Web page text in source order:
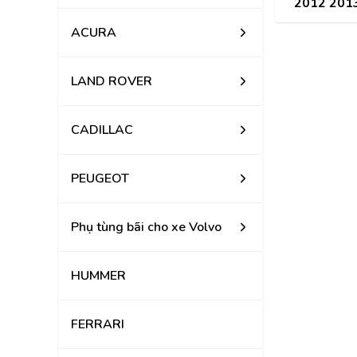
ACURA
LAND ROVER
CADILLAC
PEUGEOT
Phụ tùng bãi cho xe Volvo
HUMMER
FERRARI